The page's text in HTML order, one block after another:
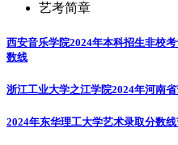
艺考简章
西安音乐学院2024年本科招生非校
数线
浙江工业大学之江学院2024年河南
2024年东华理工大学艺术录取分数线